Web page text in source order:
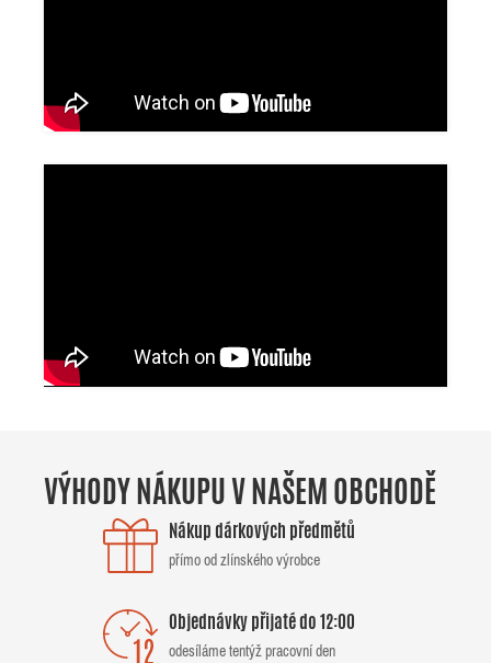
VÝHODY NÁKUPU V NAŠEM OBCHODĚ
Nákup dárkových předmětů
přímo od zlínského výrobce
Objednávky přijaté do 12:00
odesíláme tentýž pracovní den